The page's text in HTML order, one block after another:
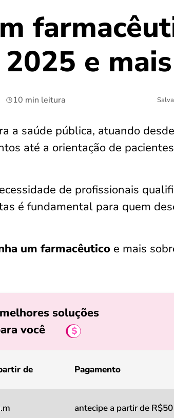
e mais
10 min leitura
a saúde pública, atuando
até a orientação de
de profissionais
é fundamental para quem
um farmacêutico e mais
soluções
você
de Pagamento
antecipe a partir de R$50